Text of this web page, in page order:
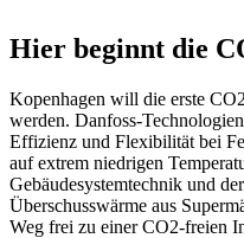
Hier beginnt die
Kopenhagen will die erste
werden. Danfoss-
Effizienz und Flexibilität bei
auf extrem niedrigen
Gebäudesystemtechnik und
Überschusswärme aus
Weg frei zu einer CO2-freien